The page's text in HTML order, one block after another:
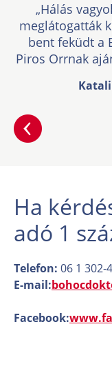
„Hálás
meglátogatták
bent feküdt a
Piros Orrnak
Ha
adó 1
Telefon: 06 1 302-
E-mail:
Facebook: